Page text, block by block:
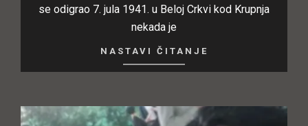
se odigrao 7. jula 1941. u Beloj Crkvi kod Krupnja
nekada je
NASTAVI ČITANJE